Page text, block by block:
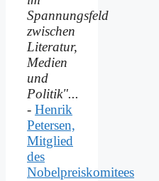
Spannungsfeld
zwischen
Literatur,
Medien
und
Politik"...
- Henrik
Petersen,
Mitglied
des
Nobelpreiskomitees